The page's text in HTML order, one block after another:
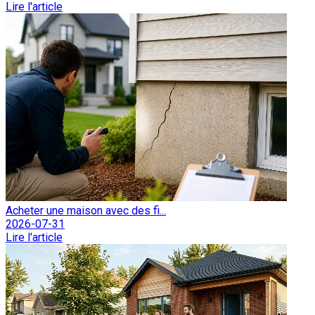
Lire l'article
Acheter une maison avec des fi...
2026-07-31
Lire l'article